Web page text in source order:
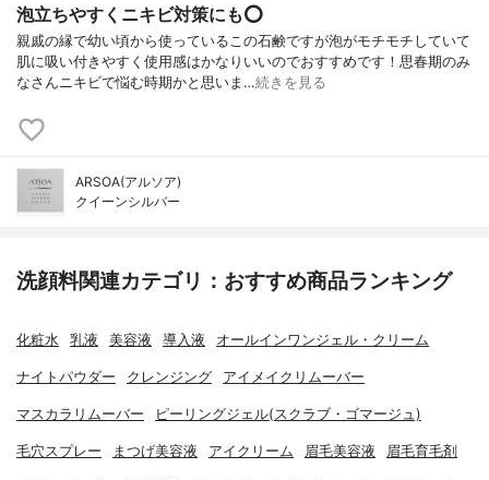
泡立ちやすくニキビ対策にも⭕
親戚の縁で幼い頃から使っているこの石鹸ですが泡がモチモチしていて
肌に吸い付きやすく使用感はかなりいいのでおすすめです！思春期のみ
なさんニキビで悩む時期かと思いま…続きを見る
ARSOA(アルソア)
クイーンシルバー
洗顔料関連カテゴリ：おすすめ商品ランキング
化粧水 乳液 美容液 導入液 オールインワンジェル・クリーム
ナイトパウダー クレンジング アイメイクリムーバー
マスカラリムーバー ピーリングジェル(スクラブ・ゴマージュ)
毛穴スプレー まつげ美容液 アイクリーム 眉毛美容液 眉毛育毛剤